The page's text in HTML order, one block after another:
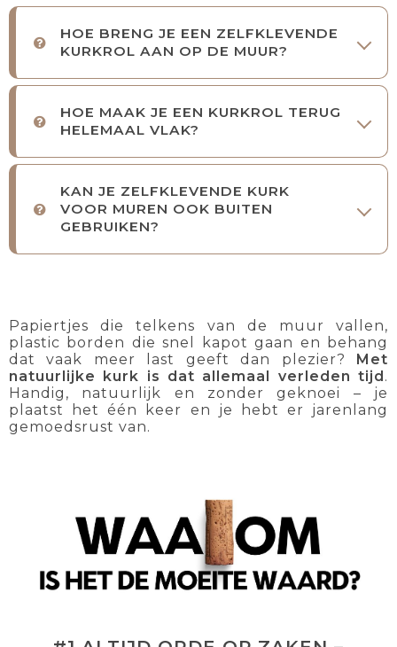
HOE BRENG JE EEN ZELFKLEVENDE
KURKROL AAN OP DE MUUR?
HOE MAAK JE EEN KURKROL TERUG
HELEMAAL VLAK?
KAN JE ZELFKLEVENDE KURK
VOOR MUREN OOK BUITEN
GEBRUIKEN?
Papiertjes die telkens van de muur vallen,
plastic borden die snel kapot gaan en behang
dat vaak meer last geeft dan plezier?
Met
natuurlijke kurk is dat allemaal verleden tijd .
Handig, natuurlijk en zonder geknoei – je
plaatst het één keer en je hebt er jarenlang
gemoedsrust van.